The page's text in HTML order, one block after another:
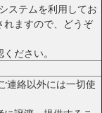
ステムを利用してお
れますので、どうぞ
ださい。
連絡以外には一切使